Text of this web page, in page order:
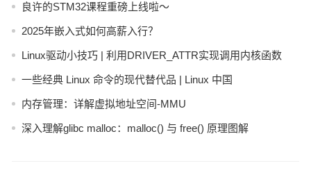
良许的STM32课程重磅上线啦～
2025年嵌入式如何高薪入行？
Linux驱动小技巧 | 利用DRIVER_ATTR实现调用内核函数
一些经典 Linux 命令的现代替代品 | Linux 中国
内存管理：详解虚拟地址空间-MMU
深入理解glibc malloc：malloc() 与 free() 原理图解